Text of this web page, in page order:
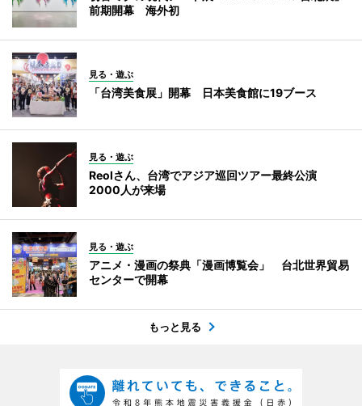
前期開幕 海外初
見る・遊ぶ
「台湾美食展」開幕 日本美食館に19ブース
見る・遊ぶ
Reolさん、台湾でアジア巡回ツアー最終公演
2000人が来場
見る・遊ぶ
アニメ・漫画の祭典「漫画博覧会」 台北世界貿易
センターで開幕
もっと見る